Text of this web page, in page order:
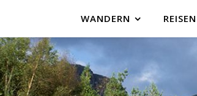
WANDERN REISEN